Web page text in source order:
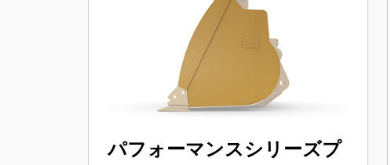
パフォーマンスシリーズプ